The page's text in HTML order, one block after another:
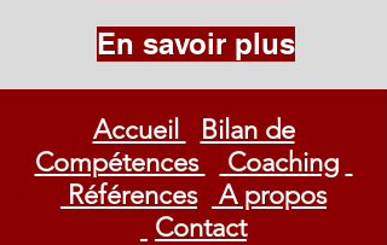
Accueil
Bilan de
Compétences
Coaching
Références
A propos
Contact
En savoir plus